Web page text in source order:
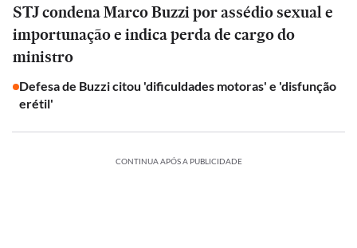
STJ condena Marco Buzzi por assédio sexual e
importunação e indica perda de cargo do
ministro
Defesa de Buzzi citou 'dificuldades motoras' e 'disfunção
erétil'
CONTINUA APÓS A PUBLICIDADE